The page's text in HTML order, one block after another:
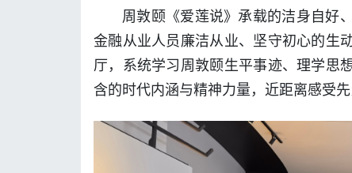
周敦颐《爱莲说》承载的洁身自好
金融从业人员廉洁从业、坚守初心的生
厅，系统学习周敦颐生平事迹、理学思
含的时代内涵与精神力量，近距离感受